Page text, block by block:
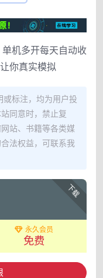
机多开每天自动收
你真实模拟
标注，均为用户投
同意时，禁止复
站、书籍等各类媒
法权益，可联系我
下载
永久会员
免费